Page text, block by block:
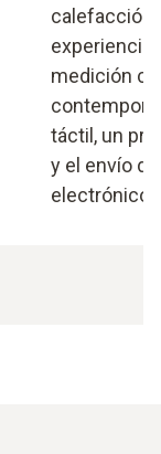
experiencia
medición
táctil, un
y el envío
electrónico.